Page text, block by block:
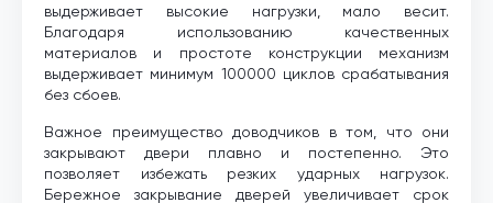
выдерживает высокие нагрузки, мало весит.
Благодаря использованию качественных
материалов и простоте конструкции механизм
выдерживает минимум 100000 циклов срабатывания
без сбоев.
Важное преимущество доводчиков в том, что они
закрывают двери плавно и постепенно. Это
позволяет избежать резких ударных нагрузок.
Бережное закрывание дверей увеличивает срок